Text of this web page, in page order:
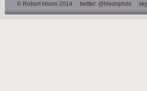
© Robert Hivon 2014 twitter: @hivonphilo